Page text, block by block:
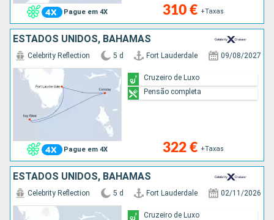
Pague em 4X 310 € +Taxas
ESTADOS UNIDOS, BAHAMAS
Pague em 4X
Celebrity Reflection 5 d Fort Lauderdale 09/08/2027
322 € +Taxas
Cruzeiro de Luxo
Pensão completa
ESTADOS UNIDOS, BAHAMAS
Celebrity Reflection 5 d Fort Lauderdale 02/11/2026
Cruzeiro de Luxo